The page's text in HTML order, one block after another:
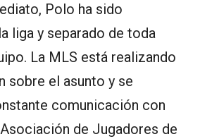
Polo ha sido
liga y separado de toda
La MLS está realizando
sobre el asunto y se
comunicación con
de Jugadores de